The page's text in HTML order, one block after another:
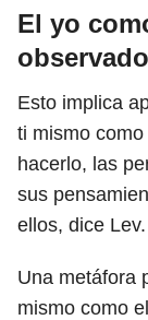
El yo
Esto implica
ti mismo
hacerlo, las
sus
ellos, dice Lev.
Una metáfora
mismo como